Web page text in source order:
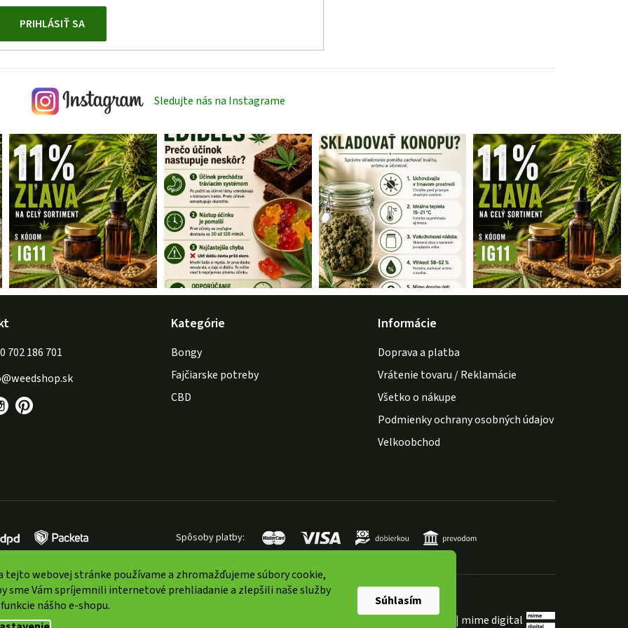
tejto webovej stránke používame a zhromažďujeme súbory cookie,
sme Vám spríjemnili internetové prehliadanie a zlepšili naše služby
nášho e-shopu.
Súhlasím
PRIHLÁSIŤ SA
Sledujte nás na Instagrame
@weedshop.sk
702 186 701
Kategórie
Bongy
Fajčiarske potreby
CBD
Informácie
Doprava a platba
Vrátenie tovaru / Reklamácie
Všetko o nákupe
Podmienky ochrany osobných údajov
Velkoobchod
Spôsoby platby:
| mime digital
Upraviť nastavenie cookies